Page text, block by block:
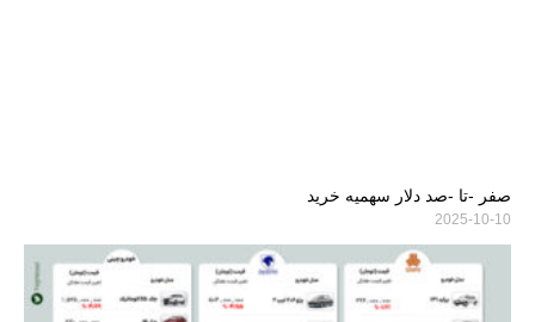
صفر -تا -صد دلار سهمیه خرید
2025-10-10